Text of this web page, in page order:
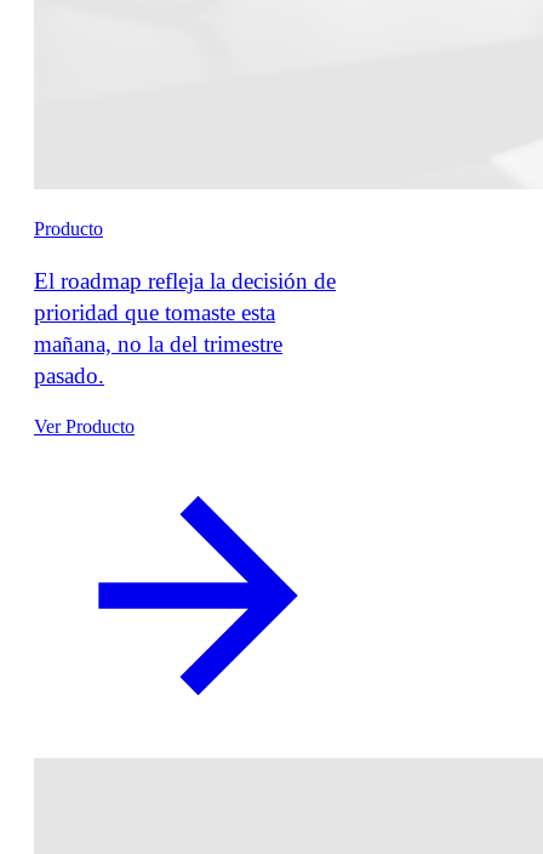
Producto
El roadmap refleja la decisión de
prioridad que tomaste esta
mañana, no la del trimestre
pasado.
Ver Producto